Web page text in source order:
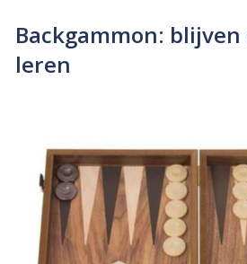
Backgammon:
leren